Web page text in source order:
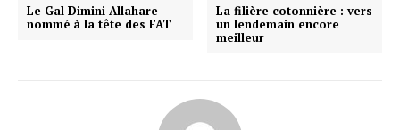
Le Gal Dimini Allahare
nommé à la tête des FAT
La filière cotonnière : vers
un lendemain encore
meilleur